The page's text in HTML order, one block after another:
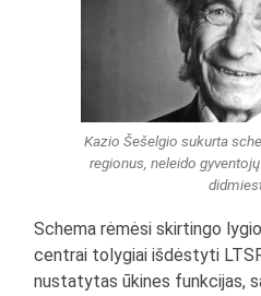
Kazio Šešelgio sukurta
regionus, neleido
Schema rėmėsi skirtingo
centrai tolygiai išdėstyti
nustatytas ūkines funkcijas,